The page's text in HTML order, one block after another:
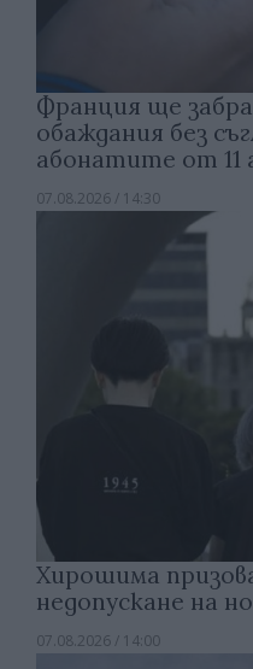
Франция ще
обаждания без
абонатите от 11
07.08.2026 / 14:30
Хирошима
недопускане на
07.08.2026 / 14:00